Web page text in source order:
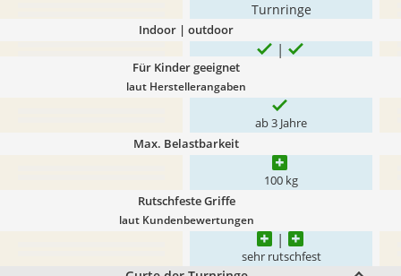
Turnringe
Indoor | outdoor
Für Kinder geeignet
laut Herstellerangaben
ab 3 Jahre
Max. Belastbarkeit
100 kg
Rutschfeste Griffe
laut Kundenbewertungen
sehr rutschfest